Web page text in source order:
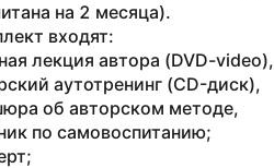
на 2 месяца).
входят:
лекция автора (DVD-video),
аутотренинг (CD-диск),
об авторском методе,
по самовоспитанию;